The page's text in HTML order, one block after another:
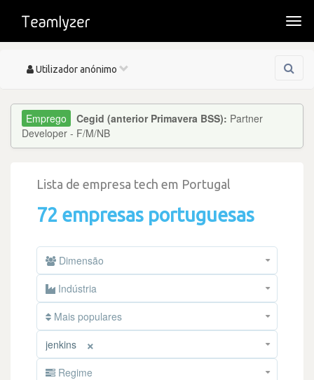
Toggle
Utilizador anónimo
Cegid (anterior Primavera BSS): Partner
Developer - F/M/NB
Lista de empresa tech em Portugal
72 empresas portuguesas
Dimensão
Indústria
Mais populares
×
jenkins
Regime